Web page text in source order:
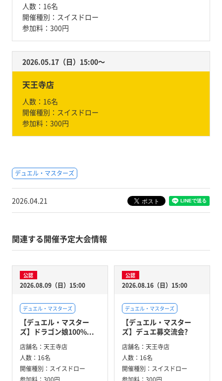
人数： 16名
開催種別： スイスドロー
参加料： 300円
2026.05.17（日）15:00〜
天王寺店
人数： 16名
開催種別： スイスドロー
参加料： 300円
デュエル・マスターズ
2026.04.21
関連する開催予定大会情報
公認
2026.08.09（日）15:00
デュエル・マスターズ
【デュエル・マスター
ズ】ドラゴン娘100%...
店舗名： 天王寺店
人数： 16名
開催種別： スイスドロー
公認
2026.08.16（日）15:00
デュエル・マスターズ
【デュエル・マスター
ズ】デュエ募交流会?
店舗名： 天王寺店
人数： 16名
開催種別： スイスドロー